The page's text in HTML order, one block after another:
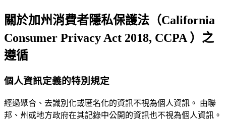
關於加州消費者隱私保護法（California
Consumer Privacy Act 2018, CCPA ）之
遵循
個人資訊定義的特別規定
經過聚合、去識別化或匿名化的資訊不視為個人資訊。 由聯
邦、州或地方政府在其記錄中公開的資訊也不視為個人資訊。